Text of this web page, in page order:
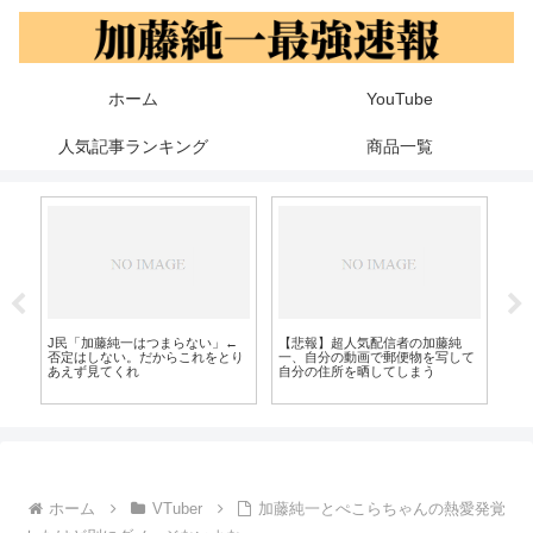
ホーム YouTube
人気記事ランキング 商品一覧
J民「加藤純一はつまらない」←
否定はしない。だからこれをとり
あえず見てくれ
【悲報】超人気配信者の加藤純
一、自分の動画で郵便物を写して
自分の住所を晒してしまう
ホーム VTuber
加藤純一とぺこらちゃんの熱愛発覚